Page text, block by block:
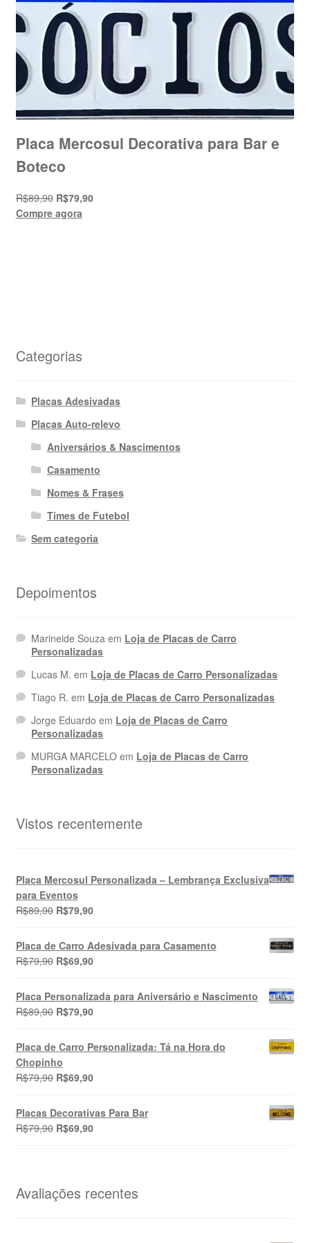
Placa Mercosul Decorativa para Bar e
Boteco
R$89,90 O
preço
R$79,90O
Compre agora
Categorias
Placas Adesivadas
Placas Auto-relevo
Aniversários & Nascimentos
Casamento
Nomes & Frases
Times de Futebol
Sem categoria
Depoimentos
Marineide Souza em Loja de Placas de Carro
Personalizadas
Lucas M. em Loja de Placas de Carro Personalizadas
Tiago R. em Loja de Placas de Carro Personalizadas
Jorge Eduardo em Loja de Placas de Carro
Personalizadas
MURGA MARCELO em Loja de Placas de Carro
Personalizadas
Vistos recentemente
Placa Mercosul Personalizada – Lembrança Exclusiva
para Eventos
R$89,90 O
original
era:
R$89,90.
R$79,90O
atual
é:
Placa de Carro Adesivada para Casamento
R$79,90 O
original
era:
R$79,90.
R$69,90O
atual
é:
Placa Personalizada para Aniversário e Nascimento
R$89,90 O
original
era:
R$89,90.
R$79,90O
atual
é:
R$79,90.
Placa de Carro Personalizada: Tá na Hora do
Chopinho
R$79,90 O
original
era:
R$79,90.
R$69,90O
atual
é:
Placas Decorativas Para Bar
R$79,90 O
R$79,90.
R$69,90O
R$69,90.
Avaliações recentes